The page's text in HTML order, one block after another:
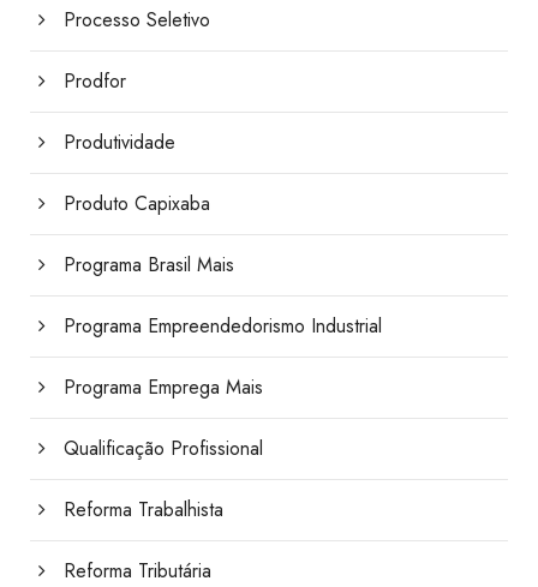
Processo Seletivo
Prodfor
Produtividade
Produto Capixaba
Programa Brasil Mais
Programa Empreendedorismo Industrial
Programa Emprega Mais
Qualificação Profissional
Reforma Trabalhista
Reforma Tributária